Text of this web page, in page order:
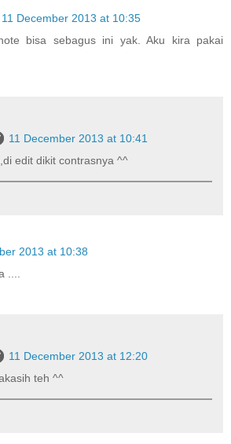
11 December 2013 at 10:35
bisa sebagus ini yak. Aku kira pakai
11 December 2013 at 10:41
edit dikit contrasnya ^^
2013 at 10:38
....
11 December 2013 at 12:20
teh ^^